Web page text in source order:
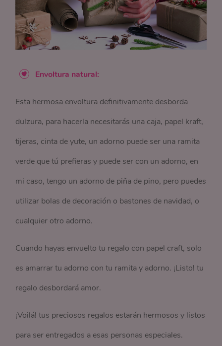
Envoltura natural:
Esta hermosa envoltura definitivamente desborda
dulzura, para hacerla necesitarás una caja, papel kraft,
tijeras, cinta de yute, un adorno puede ser una ramita
verde que tú prefieras y puede ser con un adorno, en
mi caso, tengo un adorno de piña de pino, pero puedes
utilizar bolas de decoración o bastones de navidad, o
cualquier otro adorno.
Cuando hayas envuelto tu regalo con papel craft, solo
es amarrar tu adorno con tu ramita y adorno. ¡Listo! tu
regalo desbordará amor.
¡Voilá! tus preciosos regalos estarán hermosos y listos
para ser entregados a esas personas especiales.